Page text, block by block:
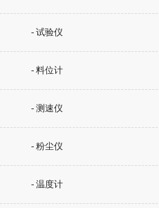
- 试验仪
- 料位计
- 测速仪
- 粉尘仪
- 温度计